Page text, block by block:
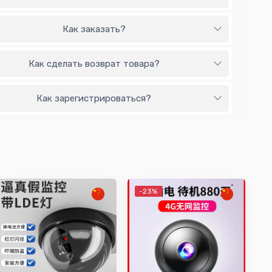
Как заказать?
Как сделать возврат товара?
Как зарегистрироваться?
-23%